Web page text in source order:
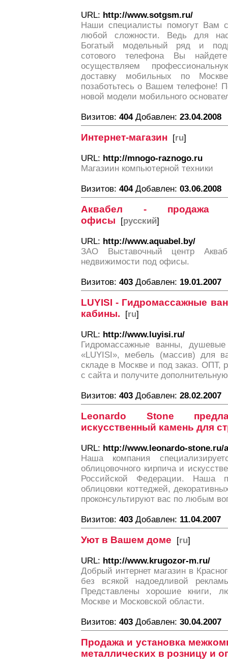
URL: http://www.sotgsm.ru/
Наши специалисты помогут Вам
любой сложности. Ведь для
Богатый модельный ряд и
сотового телефона Вы
осуществляем
доставку мобильных по
позаботьтесь о Вашем телефоне!
новой модели мобильного
Визитов: 404Добавлен: 23.04.2008
Интернет-магазин [ru]
URL: http://mnogo-raznogo.ru
Магазиин компьютерной техники
Визитов: 404Добавлен: 03.06.2008
Аквабел - продажа
офисы [русский]
URL: http://www.aquabel.by/
ЗАО Выставочный центр
недвижимости под офисы.
Визитов: 403 Добавлен: 19.01.2007
LUYISI - Гидромассажные
кабины. [ru]
URL: http://www.luyisi.ru/
Гидромассажные ванны,
«LUYISI», мебель (массив) для
складе в Москве и под заказ. ОПТ,
с сайта и получите
Визитов: 403 Добавлен: 28.02.2007
Leonardo Stone
искусственный камень для
URL: http://www.leonardo-stone.ru/
Наша компания
облицовочного кирпича и
Российской Федерации. Наша
облицовки коттеджей,
проконсультируют вас по любым
Визитов: 403 Добавлен: 11.04.2007
Уют в Вашем доме [ru]
URL: http://www.krugozor-m.ru/
Добрый интернет магазин в
без всякой надоедливой
Представлены хорошие книги,
Москве и Московской области.
Визитов: 403 Добавлен: 30.04.2007
Продажа и установка
металлических в розницу и